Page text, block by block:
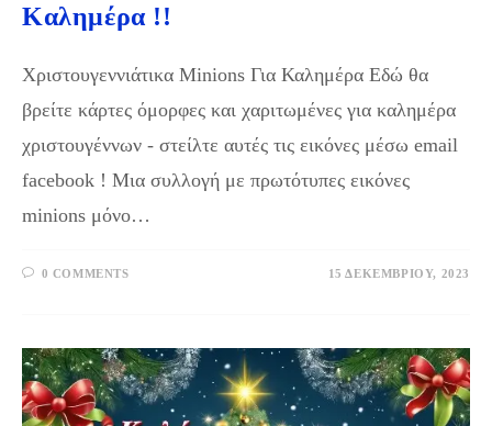
Καλημέρα !!
Χριστουγεννιάτικα Minions Για Καλημέρα Εδώ θα
βρείτε κάρτες όμορφες και χαριτωμένες για καλημέρα
χριστουγέννων - στείλτε αυτές τις εικόνες μέσω email
facebook ! Μια συλλογή με πρωτότυπες εικόνες
minions μόνο…
0 COMMENTS 15 ΔΕΚΕΜΒΡΊΟΥ, 2023